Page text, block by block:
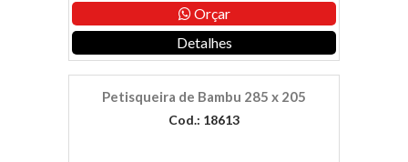
Orçar
Detalhes
Petisqueira de Bambu 285 x 205
Cod.: 18613